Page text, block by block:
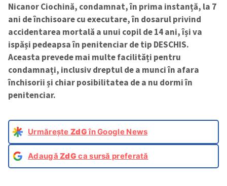
Nicanor Ciochină, condamnat, în prima instanță, la 7
ani de închisoare cu executare, în dosarul privind
accidentarea mortală a unui copil de 14 ani, își va
ispăși pedeapsa în penitenciar de tip DESCHIS.
Aceasta prevede mai multe facilități pentru
condamnați, inclusiv dreptul de a munci în afara
închisorii și chiar posibilitatea de a nu dormi în
penitenciar.
Urmărește ZdGîn Google News
AdaugăZdG ca sursă preferată